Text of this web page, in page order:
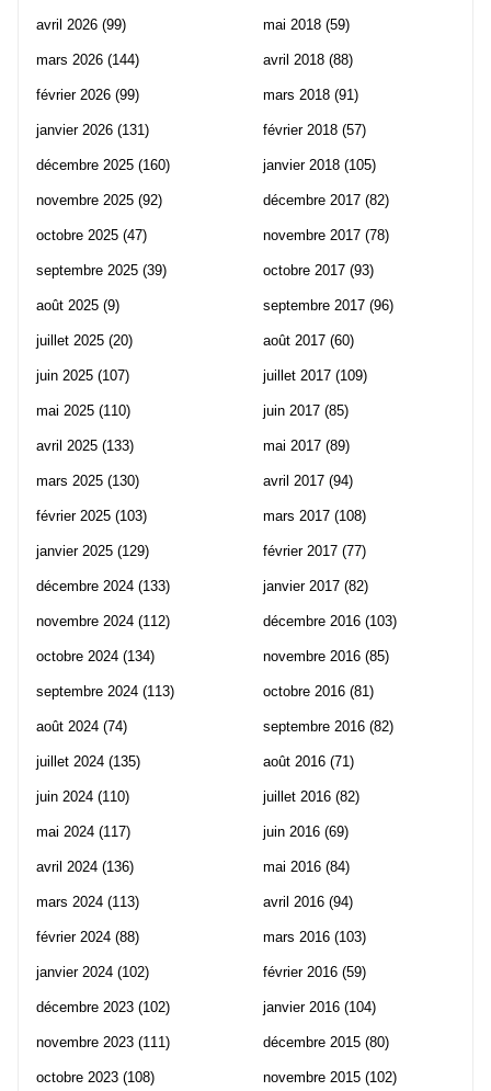
avril 2026 (99)
mars 2026 (144)
février 2026 (99)
janvier 2026 (131)
décembre 2025 (160)
novembre 2025 (92)
octobre 2025 (47)
septembre 2025 (39)
août 2025 (9)
juillet 2025 (20)
juin 2025 (107)
mai 2025 (110)
avril 2025 (133)
mars 2025 (130)
février 2025 (103)
janvier 2025 (129)
décembre 2024 (133)
novembre 2024 (112)
octobre 2024 (134)
septembre 2024 (113)
août 2024 (74)
juillet 2024 (135)
juin 2024 (110)
mai 2024 (117)
avril 2024 (136)
mars 2024 (113)
février 2024 (88)
janvier 2024 (102)
décembre 2023 (102)
novembre 2023 (111)
octobre 2023 (108)
mai 2018 (59)
avril 2018 (88)
mars 2018 (91)
février 2018 (57)
janvier 2018 (105)
décembre 2017 (82)
novembre 2017 (78)
octobre 2017 (93)
septembre 2017 (96)
août 2017 (60)
juillet 2017 (109)
juin 2017 (85)
mai 2017 (89)
avril 2017 (94)
mars 2017 (108)
février 2017 (77)
janvier 2017 (82)
décembre 2016 (103)
novembre 2016 (85)
octobre 2016 (81)
septembre 2016 (82)
août 2016 (71)
juillet 2016 (82)
juin 2016 (69)
mai 2016 (84)
avril 2016 (94)
mars 2016 (103)
février 2016 (59)
janvier 2016 (104)
décembre 2015 (80)
novembre 2015 (102)